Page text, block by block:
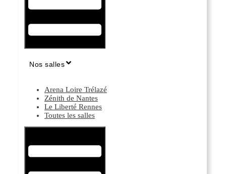
Nos salles
Arena Loire Trélazé
Zénith de Nantes
Le Liberté Rennes
Toutes les salles